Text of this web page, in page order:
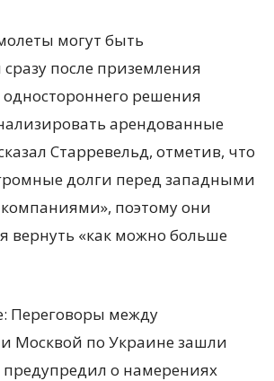
могут быть
после приземления
одностороннего решения
арендованные
Старревельд, отметив, что
долги перед западными
поэтому они
вернуть «как можно больше
Переговоры между
Москвой по Украине зашли
предупредил о намерениях